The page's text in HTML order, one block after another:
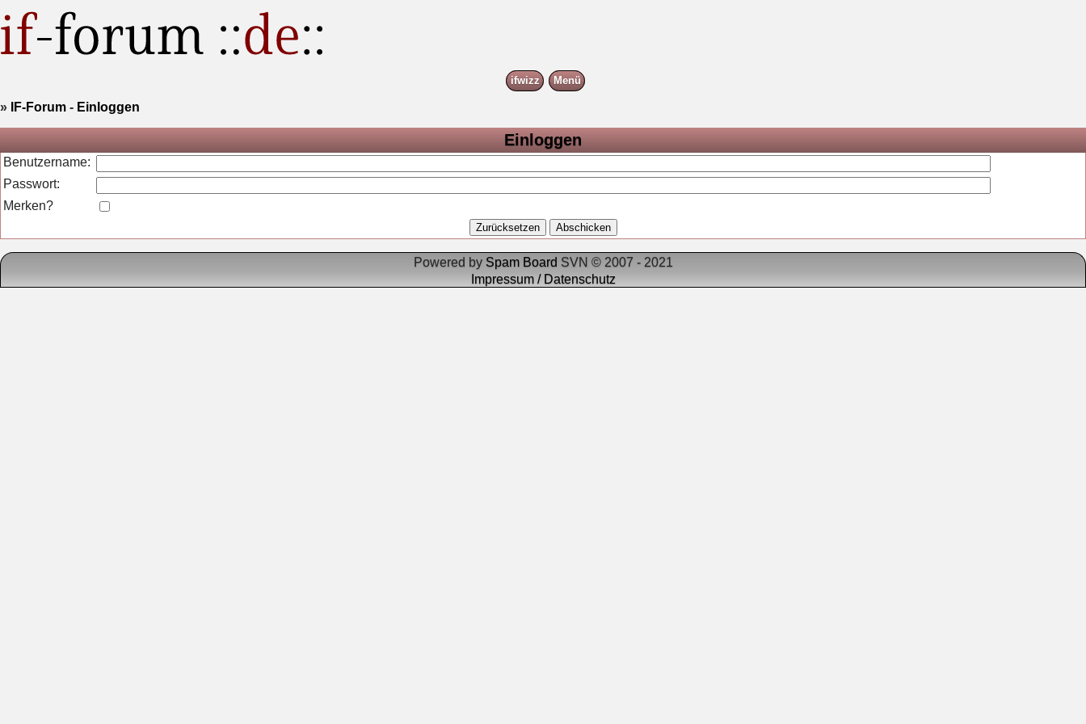
ifwizz Menü
» IF-Forum - Einloggen
Einloggen
Benutzername:
Passwort:
Merken?
Powered by Spam Board SVN © 2007 - 2021
Impressum / Datenschutz